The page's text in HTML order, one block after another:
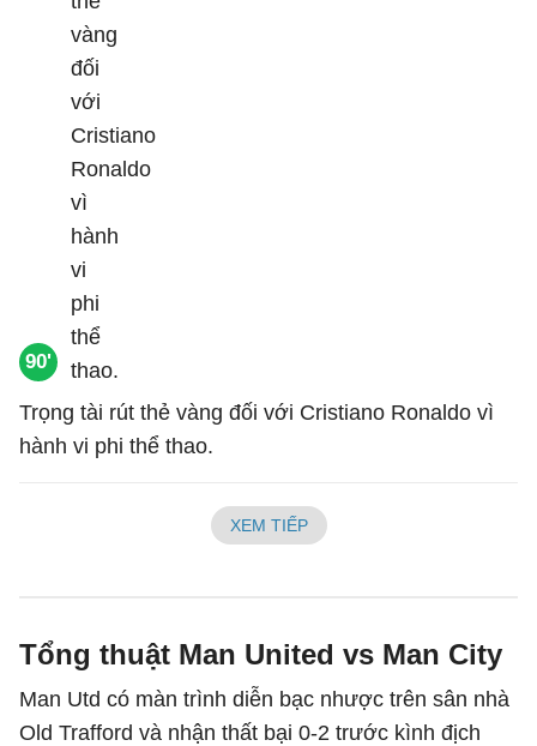
90'
Trọng tài rút thẻ vàng đối với Cristiano Ronaldo vì
hành vi phi thể thao.
XEM TIẾP
Tổng thuật Man United vs Man City
Man Utd có màn trình diễn bạc nhược trên sân nhà
Old Trafford và nhận thất bại 0-2 trước kình địch